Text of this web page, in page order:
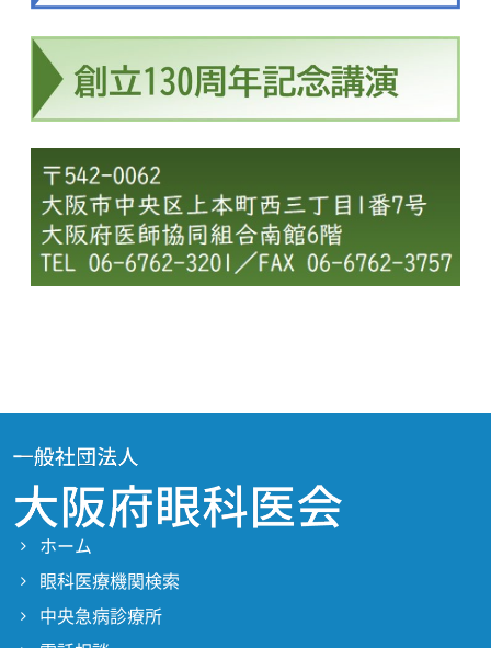
ホーム
眼科医療機関検索
中央急病診療所